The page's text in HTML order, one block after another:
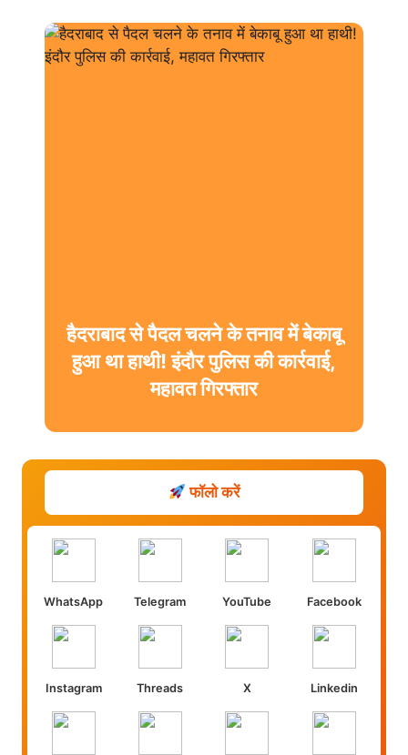
हैदराबाद से पैदल चलने के तनाव में बेकाबू
हुआ था हाथी! इंदौर पुलिस की कार्रवाई,
महावत गिरफ्तार
फॉलो करें
WhatsApp Telegram YouTube Facebook
Instagram Threads X Linkedin